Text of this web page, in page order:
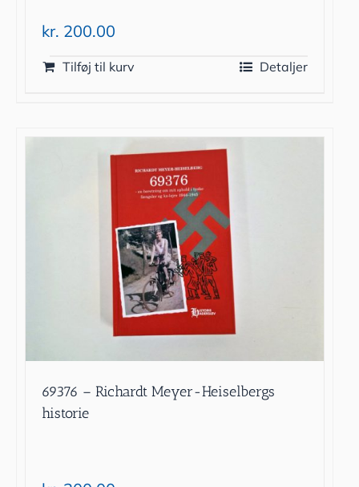
kr. 200.00
Tilføj til kurv Detaljer
69376 – Richardt Meyer-Heiselbergs
historie